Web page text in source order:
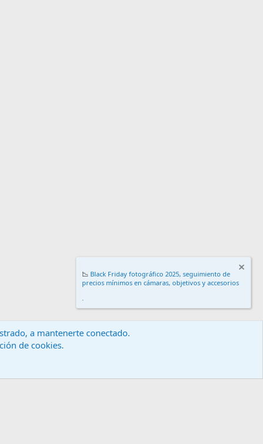
y reglas
📉 Black Friday fotográfico 2025, seguimiento de
precios mínimos en cámaras, objetivos y accesorios
.
a mantenerte conectado.
de cookies.